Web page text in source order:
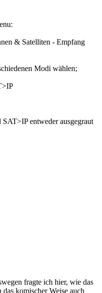
& Satelliten - Empfang
Modi wählen;
entweder ausgegraut
fragte ich hier, wie das
komischer Weise auch